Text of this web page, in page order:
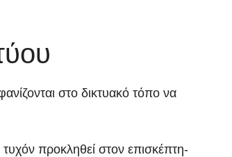
στο δικτυακό τόπο να
προκληθεί στον επισκέπτη-